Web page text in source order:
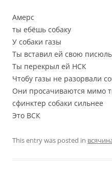
Амерс
ты ебёшь собаку
У собаки газы
Ты вставил ей свою
Ты перекрыл ей НСК
Чтобу газы не разорвали
Они просачиваются мимо
сфинктер собаки сильнее
Это ВСК
This entry was posted in